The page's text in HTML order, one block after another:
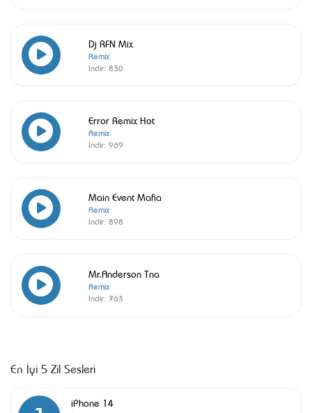
Dj RFN Mix
Remix
İndir: 830
Error Remix Hot
Remix
İndir: 969
Main Event Mafia
Remix
İndir: 898
Mr.Anderson Tna
Remix
İndir: 763
En İyi 5 Zil Sesleri
iPhone 14